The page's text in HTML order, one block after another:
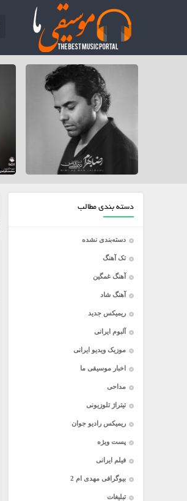
دسته بندی مطالب
دسته‌بندی نشده
تک آهنگ
آهنگ غمگین
آهنگ شاد
ریمیکس جدید
آلبوم ایرانی
موزیک ویدیو ایرانی
اخبار موسیقی ما
مداحی
تیتراژ تلوزیونی
ریمیکس رادیو جوان
پست ویژه
فیلم ایرانی
بیوگرافی مهدی ام 2
تبلیغات